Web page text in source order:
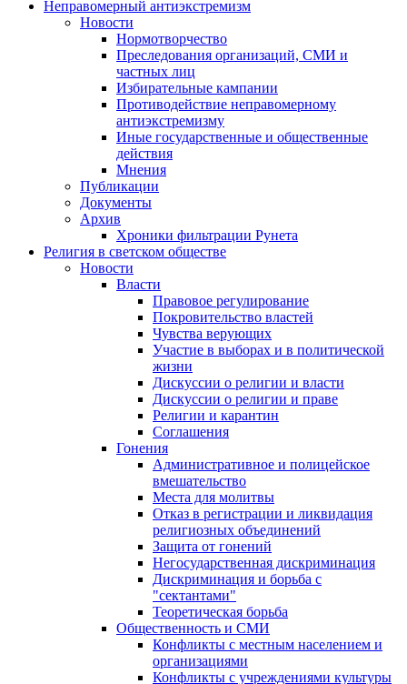
Неправомерный антиэкстремизм
Новости
Нормотворчество
Преследования организаций, СМИ и
частных лиц
Избирательные кампании
Противодействие неправомерному
антиэкстремизму
Иные государственные и общественные
действия
Мнения
Публикации
Документы
Архив
Хроники фильтрации Рунета
Религия в светском обществе
Новости
Власти
Правовое регулирование
Покровительство властей
Чувства верующих
Участие в выборах и в политической
жизни
Дискуссии о религии и власти
Дискуссии о религии и праве
Религии и карантин
Соглашения
Гонения
Административное и полицейское
вмешательство
Места для молитвы
Отказ в регистрации и ликвидация
религиозных объединений
Защита от гонений
Негосударственная дискриминация
Дискриминация и борьба с
"сектантами"
Теоретическая борьба
Общественность и СМИ
Конфликты с местным населением и
организациями
Конфликты с учреждениями культуры